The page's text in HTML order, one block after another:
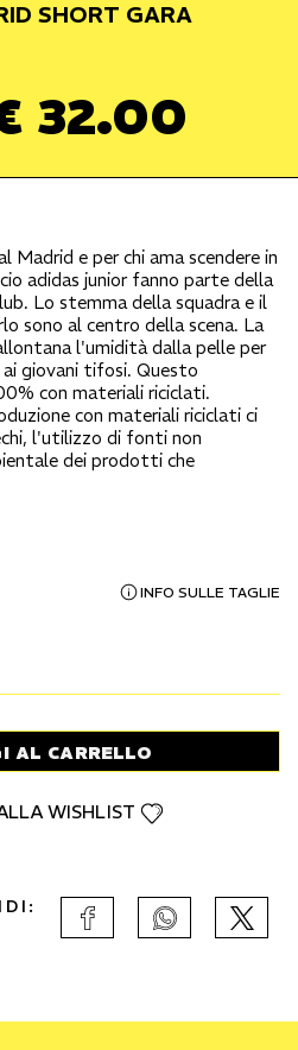
SHORT GARA
32.00
e per chi ama scendere in
adidas junior fanno parte della
Lo stemma della squadra e il
sono al centro della scena. La
l'umidità dalla pelle per
giovani tifosi. Questo
con materiali riciclati.
con materiali riciclati ci
l'utilizzo di fonti non
dei prodotti che
INFO SULLE TAGLIE
AL CARRELLO
WISHLIST